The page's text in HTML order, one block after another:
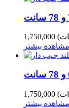
مشاهده بیشتر
مشاهده بیشتر